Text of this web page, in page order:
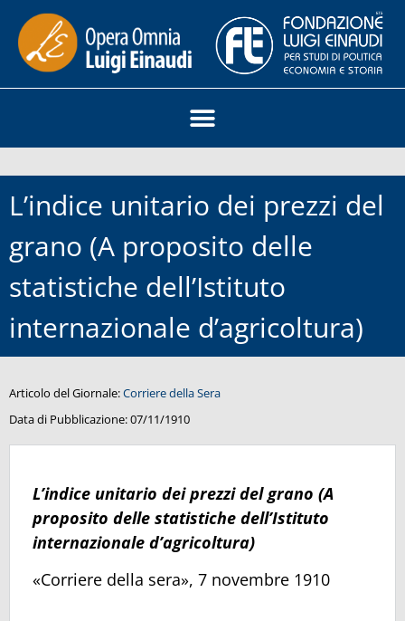
L’indice unitario dei prezzi del
grano (A proposito delle
statistiche dell’Istituto
internazionale d’agricoltura)
Articolo del Giornale:Corriere della Sera
Data di Pubblicazione:07/11/1910
L’indice unitario dei prezzi del grano (A
proposito delle statistiche dell’Istituto
internazionale d’agricoltura)
«Corriere della sera», 7 novembre 1910